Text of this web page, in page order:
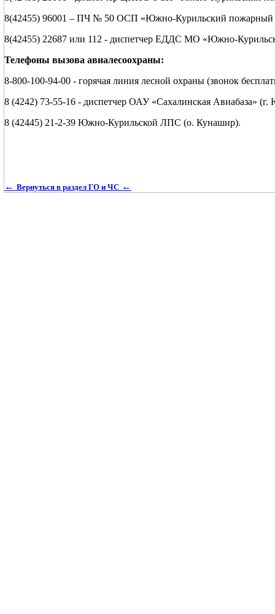
8(42455) 96001 – ПЧ № 50 ОСП «Южно-Курильский
8(42455) 22687 или 112 - диспетчер ЕДДС МО «Южно-
Телефоны вызова авиалесоохраны:
8-800-100-94-00 - горячая линия лесной охраны (звонок
8 (4242) 73-55-16 - диспетчер ОАУ «Сахалинская Авиабаза»
8 (42445) 21-2-39 Южно-Курильской ЛПС (о. Кунашир).
← Вернуться в раздел ГО и ЧС ←